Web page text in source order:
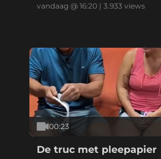
vandaag @ 16:20 | 3.933 views
00:23
De truc met pleepapier